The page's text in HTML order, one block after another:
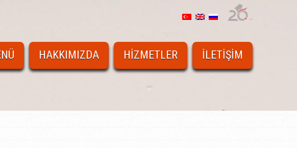
HAKKIMIZDA HIZMETLER İLETIŞIM